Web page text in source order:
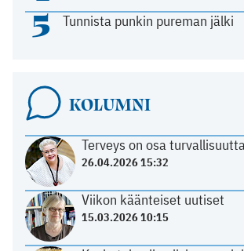
5 Tunnista punkin pureman jälki
KOLUMNI
Terveys on osa
26.04.2026 15:32
Viikon käänteiset uutiset
15.03.2026 10:15